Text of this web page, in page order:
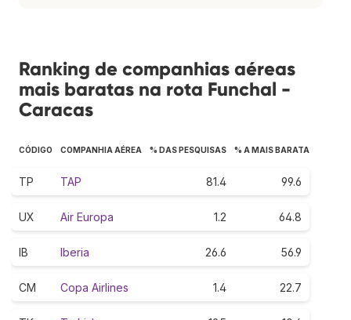
Ranking de companhias aéreas
mais baratas na rota Funchal -
Caracas
CÓDIGO COMPANHIA AÉREA % DAS PESQUISAS % A MAIS BARATA
TP TAP 81.4 99.6
UX Air Europa 1.2 64.8
IB Iberia 26.6 56.9
CM Copa Airlines 1.4 22.7